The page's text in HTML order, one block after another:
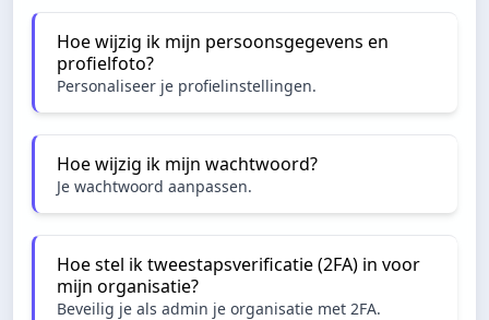
Hoe wijzig ik mijn persoonsgegevens en
profielfoto?
Personaliseer je profielinstellingen.
Hoe wijzig ik mijn wachtwoord?
Je wachtwoord aanpassen.
Hoe stel ik tweestapsverificatie (2FA) in voor
mijn organisatie?
Beveilig je als admin je organisatie met 2FA.